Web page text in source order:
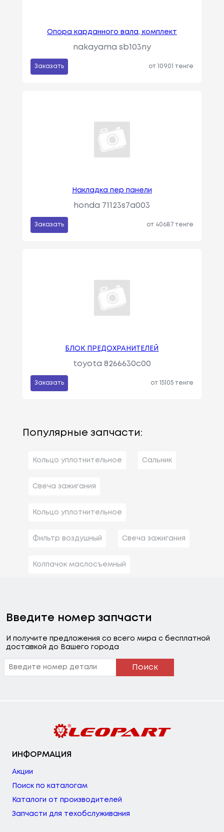
Опора карданного вала, комплект
nakayama sb103ny
Заказать от 10901 тенге
Накладка пер панели
honda 71123s7a003
Заказать от 40687 тенге
БЛОК ПРЕДОХРАНИТЕЛЕЙ
toyota 8266630c00
Заказать от 15105 тенге
Популярные запчасти:
Кольцо уплотнительное Сальник
Свеча зажигания
Кольцо уплотнительное
Фильтр воздушный Свеча зажигания
Колпачок маслосъемный
Введите номер запчасти
И получите предложения со всего мира с бесплатной
доставкой до Вашего города
Поиск
ИНФОРМАЦИЯ
Акции
Поиск по каталогам
Каталоги от производителей
Запчасти для техобслуживания